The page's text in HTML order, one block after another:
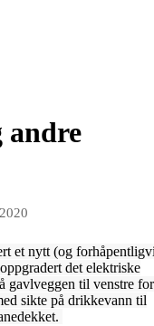
andre
et nytt (og
det elektriske
gavlveggen til venstre for
sikte på drikkevann til